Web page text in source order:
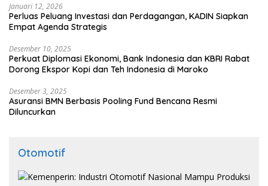
Januari 12, 2026
Perluas Peluang Investasi dan Perdagangan, KADIN Siapkan
Empat Agenda Strategis
Desember 10, 2025
Perkuat Diplomasi Ekonomi, Bank Indonesia dan KBRI Rabat
Dorong Ekspor Kopi dan Teh Indonesia di Maroko
Desember 3, 2025
Asuransi BMN Berbasis Pooling Fund Bencana Resmi
Diluncurkan
Otomotif